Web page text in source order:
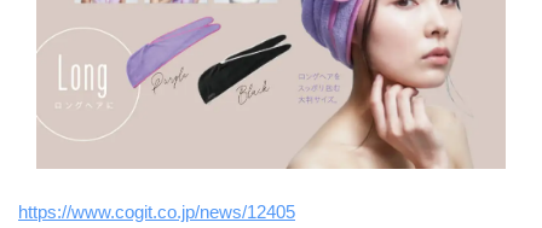
https://www.cogit.co.jp/news/12405